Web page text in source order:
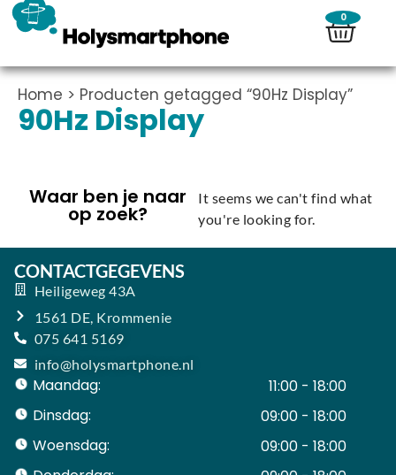
0
Home > Producten getagged “90Hz Display”
90Hz Display
Waar ben je naar
op zoek?
It seems we can't find what
you're looking for.
CONTACTGEGEVENS
Heiligeweg 43A
1561 DE, Krommenie
075 641 5169
info@holysmartphone.nl
Maandag:
11:00 - 18:00
Dinsdag:
09:00 - 18:00
Woensdag:
09:00 - 18:00